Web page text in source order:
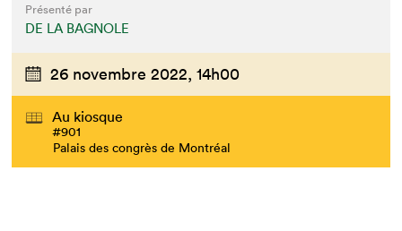
Présenté par
DE LA BAGNOLE
26 novembre 2022, 14h00
Au kiosque
#901
Palais des congrès de Montréal